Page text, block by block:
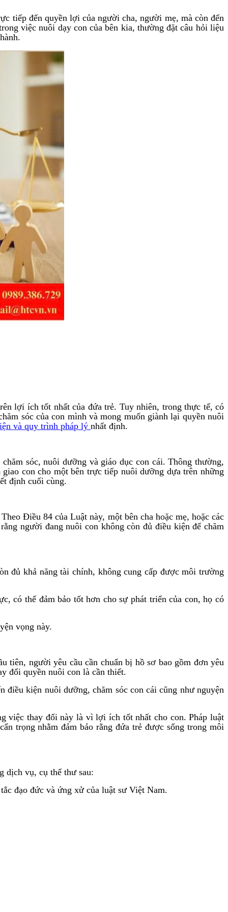
tiếp đến quyền lợi của người cha, người mẹ, mà còn đến
việc nuôi dạy con của bên kia, thường đặt câu hỏi liệu
lợi ích tốt nhất của đứa trẻ. Tuy nhiên, trong thực tế, có
sóc của con mình và mong muốn giành lại quyền nuôi
và quy trình pháp lý nhất định.
sóc, nuôi dưỡng và giáo dục con cái. Thông thường,
con cho một bên trực tiếp nuôi dưỡng dựa trên những
định cuối cùng.
Điều 84 của Luật này, một bên cha hoặc mẹ, hoặc các
người đang nuôi con không còn đủ điều kiện để chăm
đủ khả năng tài chính, không cung cấp được môi trường
có thể đảm bảo tốt hơn cho sự phát triển của con, họ có
vọng này.
tiên, người yêu cầu cần chuẩn bị hồ sơ bao gồm đơn yêu
đổi quyền nuôi con là cần thiết.
điều kiện nuôi dưỡng, chăm sóc con cái cũng như nguyện
việc thay đổi này là vì lợi ích tốt nhất cho con. Pháp luật
trọng nhằm đảm bảo rằng đứa trẻ được sống trong môi
dịch vụ, cụ thể thư sau:
đạo đức và ứng xử của luật sư Việt Nam.